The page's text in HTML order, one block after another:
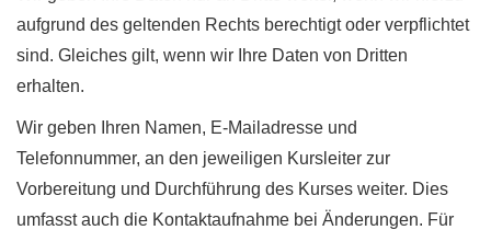
aufgrund des geltenden Rechts berechtigt oder verpflichtet
sind. Gleiches gilt, wenn wir Ihre Daten von Dritten
erhalten.
Wir geben Ihren Namen, E-Mailadresse und
Telefonnummer, an den jeweiligen Kursleiter zur
Vorbereitung und Durchführung des Kurses weiter. Dies
umfasst auch die Kontaktaufnahme bei Änderungen. Für